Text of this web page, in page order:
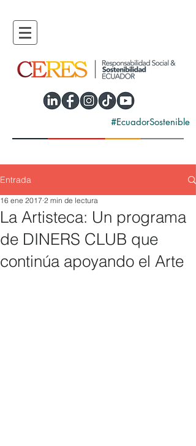
#EcuadorSostenible
Entrada
La Artisteca: Un programa
de DINERS CLUB que
continúa apoyando el Arte
16 ene 2017 2 min de lectura